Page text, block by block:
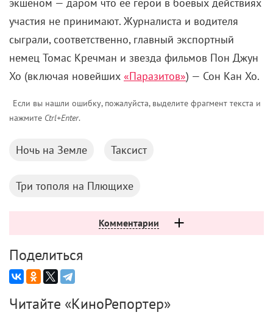
экшеном — даром что ее герои в боевых действиях
участия не принимают. Журналиста и водителя
сыграли, соответственно, главный экспортный
немец Томас Кречман и звезда фильмов Пон Джун
Хо (включая новейших «Паразитов») — Сон Кан Хо.
Если вы нашли ошибку, пожалуйста, выделите фрагмент текста и
нажмите Ctrl+Enter.
Ночь на Земле Таксист
Три тополя на Плющихе
Комментарии
Поделиться
Читайте «КиноРепортер»